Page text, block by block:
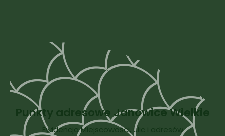
Punkty adresowe Janowice Wielkie
Ewidencja Miejscowości, ulic i adresów